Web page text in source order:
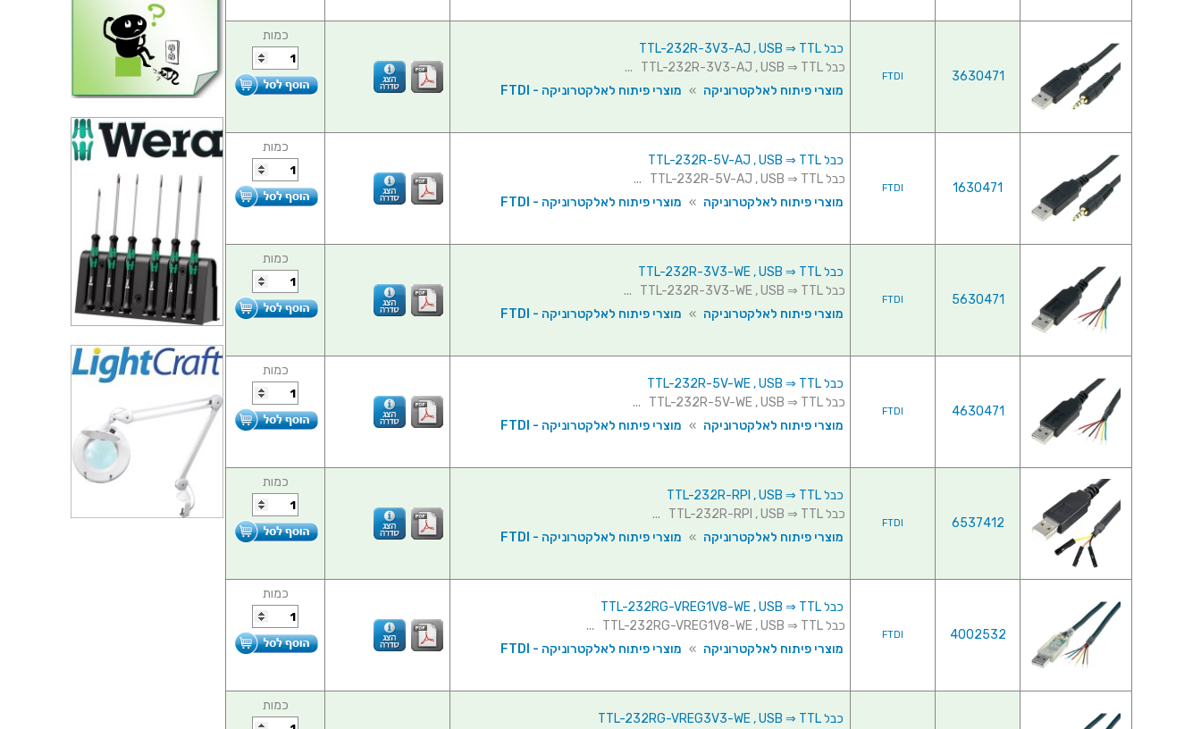
3630471
FTDI
כבל TTL-232R-3V3-AJ , USB ⇒ TTL
כבל TTL-232R-3V3-AJ , USB ⇒ TTL ...
מוצרי פיתוח לאלקטרוניקה » מוצרי פיתוח לאלקטרוניקה - FTDI
כמות
1630471
FTDI
כבל TTL-232R-5V-AJ , USB ⇒ TTL
כבל TTL-232R-5V-AJ , USB ⇒ TTL ...
מוצרי פיתוח לאלקטרוניקה » מוצרי פיתוח לאלקטרוניקה - FTDI
כמות
5630471
FTDI
כבל TTL-232R-3V3-WE , USB ⇒ TTL
כבל TTL-232R-3V3-WE , USB ⇒ TTL ...
מוצרי פיתוח לאלקטרוניקה » מוצרי פיתוח לאלקטרוניקה - FTDI
כמות
4630471
FTDI
כבל TTL-232R-5V-WE , USB ⇒ TTL
כבל TTL-232R-5V-WE , USB ⇒ TTL ...
מוצרי פיתוח לאלקטרוניקה » מוצרי פיתוח לאלקטרוניקה - FTDI
כמות
6537412
FTDI
כבל TTL-232R-RPI , USB ⇒ TTL
כבל TTL-232R-RPI , USB ⇒ TTL ...
מוצרי פיתוח לאלקטרוניקה » מוצרי פיתוח לאלקטרוניקה - FTDI
כמות
4002532
FTDI
כבל TTL-232RG-VREG1V8-WE , USB ⇒ TTL
כבל TTL-232RG-VREG1V8-WE , USB ⇒ TTL ...
מוצרי פיתוח לאלקטרוניקה » מוצרי פיתוח לאלקטרוניקה - FTDI
כמות
כבל TTL-232RG-VREG3V3-WE , USB ⇒ TTL
כמות